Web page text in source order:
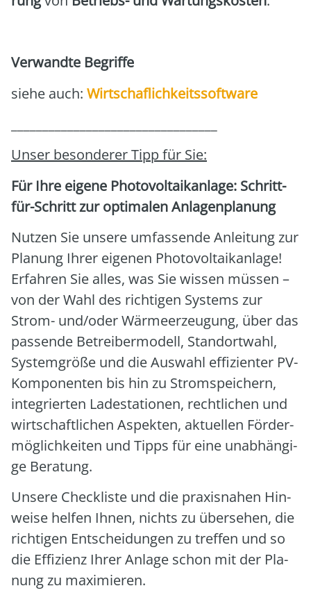
Ver­wand­te Begrif­fe
sie­he auch: Wirt­schaf­lich­keits­soft­ware
Unser beson­de­rer Tipp für Sie:
Für Ihre eige­ne Pho­to­vol­ta­ik­an­la­ge: Schritt-
für-Schritt zur opti­ma­len Anla­gen­pla­nung
Nut­zen Sie unse­re umfas­sen­de Anlei­tung zur
Pla­nung Ihrer eige­nen Pho­to­vol­ta­ik­an­la­ge!
Erfah­ren Sie alles, was Sie wis­sen müs­sen –
von der Wahl des rich­ti­gen Sys­tems zur
Strom- und/oder Wär­me­er­zeu­gung, über das
pas­sen­de Betrei­ber­mo­dell, Stand­ort­wahl,
Sys­tem­grö­ße und die Aus­wahl effi­zi­en­ter PV-
Kom­po­nen­ten bis hin zu Strom­spei­chern,
inte­grier­ten Lade­sta­tio­nen, recht­li­chen und
wirt­schaft­li­chen Aspek­ten, aktu­el­len För­der­
mög­lich­kei­ten und Tipps für eine unab­hän­gi­
ge Bera­tung.
Unse­re Check­lis­te und die pra­xis­na­hen Hin­
wei­se hel­fen Ihnen, nichts zu über­se­hen, die
rich­ti­gen Ent­schei­dun­gen zu tref­fen und so
die Effi­zi­enz Ihrer Anla­ge schon mit der Pla­
nung zu maxi­mie­ren.